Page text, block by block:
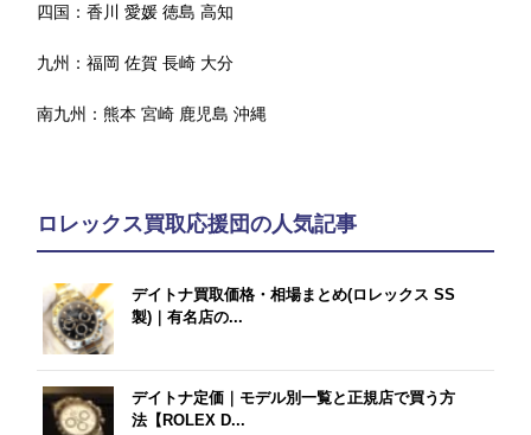
四国：香川 愛媛 徳島 高知
九州：福岡 佐賀 長崎 大分
南九州：熊本 宮崎 鹿児島 沖縄
ロレックス買取応援団の人気記事
デイトナ買取価格・相場まとめ(ロレックス SS
製)｜有名店の...
デイトナ定価｜モデル別一覧と正規店で買う方
法【ROLEX D...